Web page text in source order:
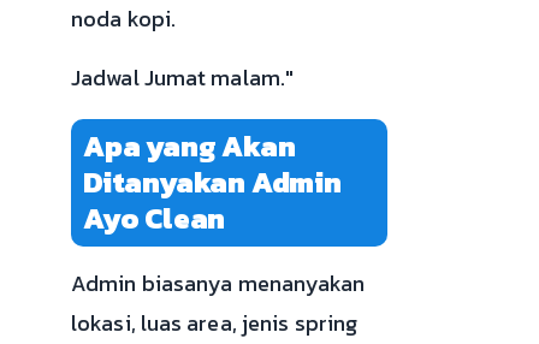
noda kopi.
Jadwal Jumat malam."
Apa yang Akan
Ditanyakan Admin
Ayo Clean
Admin biasanya menanyakan
lokasi, luas area, jenis spring